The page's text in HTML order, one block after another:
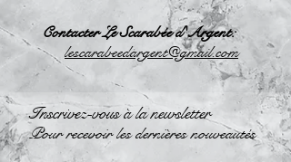
Contacter Le Scarabée d'Argent:
lescarabeedargent@gmail.com
Inscrivez-vous à la newsletter
Pour recevoir les dernières nouveautés